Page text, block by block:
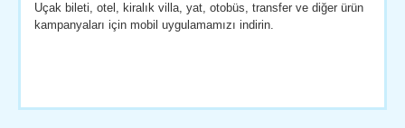
Uçak bileti, otel, kiralık villa, yat, otobüs, transfer ve diğer ürün
kampanyaları için mobil uygulamamızı indirin.